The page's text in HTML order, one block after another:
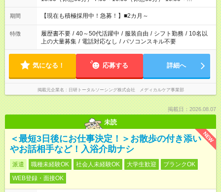
19:00（休憩60分） ※Wワーク希望の方へ 今ご覧のお仕事で希
望する勤務時間と、もう1つのお仕事の勤務時間の合計が 週40
期間 【現在も積極採用中！急募！】■2カ月～
特徴 履歴書不要 / 40～50代活躍中 / 服装自由 / シフト勤務 / 10名以
上の大量募集 / 電話対応なし / パソコンスキル不要
気になる！ 応募する 詳細へ
掲載元企業名 日研トータルソーシング株式会社 メディカルケア事業部
掲載日：2026.08.07
未読
NEW
＜最短3日後にお仕事決定！＞お散歩の付き添い
やお話相手など！入浴介助ナシ
派遣 職種未経験OK 社会人未経験OK 大学生歓迎
ブランクOK
WEB登録・面接OK